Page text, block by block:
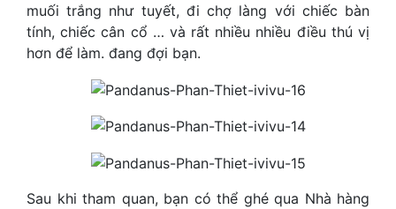
muối trắng như tuyết, đi chợ làng với chiếc bàn
tính, chiếc cân cổ … và rất nhiều nhiều điều thú vị
hơn để làm. đang đợi bạn.
Sau khi tham quan, bạn có thể ghé qua Nhà hàng